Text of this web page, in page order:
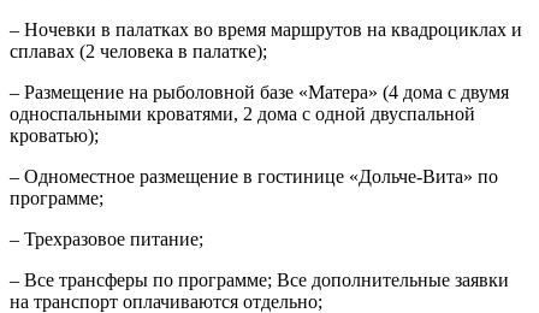
– Ночевки в палатках во время маршрутов на квадроциклах и
сплавах (2 человека в палатке);
– Размещение на рыболовной базе «Матера» (4 дома с двумя
односпальными кроватями, 2 дома с одной двуспальной
кроватью);
– Одноместное размещение в гостинице «Дольче-Вита» по
программе;
– Трехразовое питание;
– Все трансферы по программе; Все дополнительные заявки
на транспорт оплачиваются отдельно;